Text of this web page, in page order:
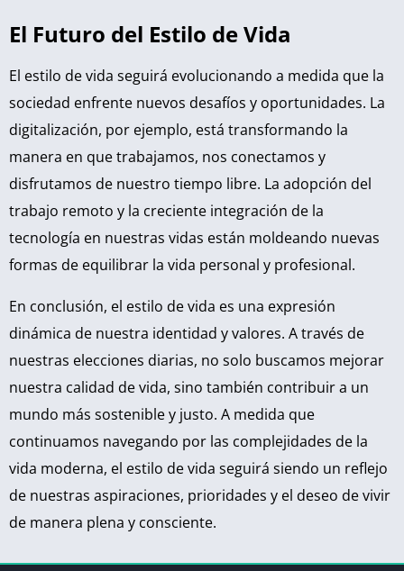
El Futuro del Estilo de Vida
El estilo de vida seguirá evolucionando a medida que la
sociedad enfrente nuevos desafíos y oportunidades. La
digitalización, por ejemplo, está transformando la
manera en que trabajamos, nos conectamos y
disfrutamos de nuestro tiempo libre. La adopción del
trabajo remoto y la creciente integración de la
tecnología en nuestras vidas están moldeando nuevas
formas de equilibrar la vida personal y profesional.
En conclusión, el estilo de vida es una expresión
dinámica de nuestra identidad y valores. A través de
nuestras elecciones diarias, no solo buscamos mejorar
nuestra calidad de vida, sino también contribuir a un
mundo más sostenible y justo. A medida que
continuamos navegando por las complejidades de la
vida moderna, el estilo de vida seguirá siendo un reflejo
de nuestras aspiraciones, prioridades y el deseo de vivir
de manera plena y consciente.